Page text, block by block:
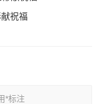
祝福
*标注